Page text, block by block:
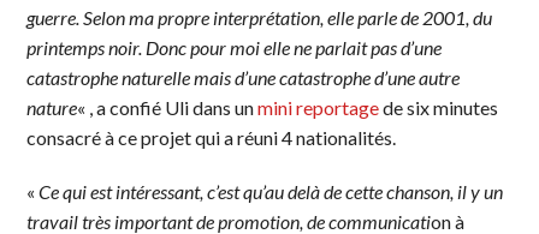
guerre. Selon ma propre interprétation, elle parle de 2001, du
printemps noir. Donc pour moi elle ne parlait pas d’une
catastrophe naturelle mais d’une catastrophe d’une autre
nature« , a confié Uli dans unmini reportagede six minutes
consacré à ce projet qui a réuni 4 nationalités.
«Ce qui est intéressant, c’est qu’au delà de cette chanson, il y un
travail très important de promotion, de communication à